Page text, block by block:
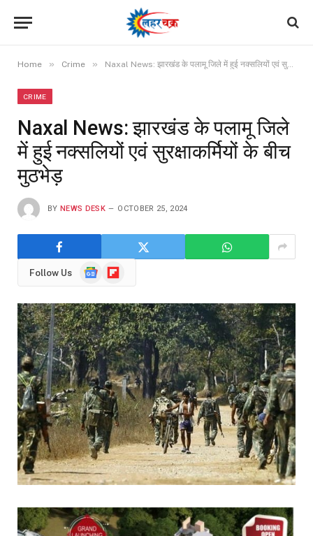
Home » Crime » Naxal News: झारखंड के पलामू जिले में हुई नक्सलियों एवं सुरक्षाकर्मियों के बीच मुठभेड़
CRIME
Naxal News: झारखंड के पलामू जिले
में हुई नक्सलियों एवं सुरक्षाकर्मियों के बीच
मुठभेड़
BY NEWS DESK OCTOBER 25, 2024
Follow Us
GoogleFlipboard